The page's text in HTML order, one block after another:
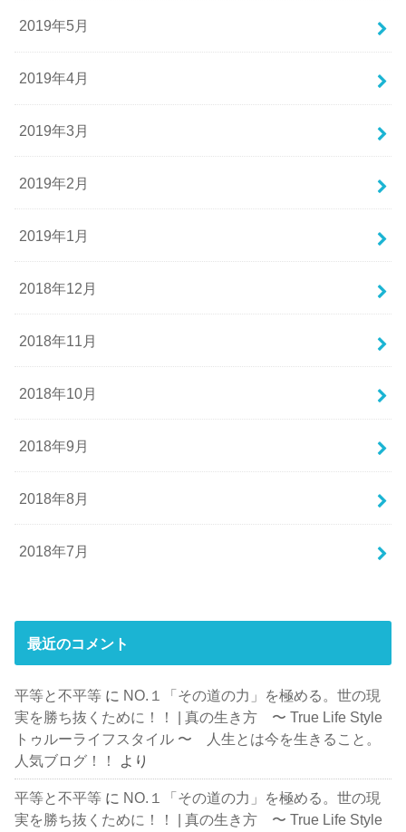
2019年5月
2019年4月
2019年3月
2019年2月
2019年1月
2018年12月
2018年11月
2018年10月
2018年9月
2018年8月
2018年7月
最近のコメント
平等と不平等 に NO.１「その道の力」を極める。世の現
実を勝ち抜くために！！ | 真の生き方 〜 True Life Style
トゥルーライフスタイル 〜 人生とは今を生きること。
人気ブログ！！
より
平等と不平等 に NO.１「その道の力」を極める。世の現
実を勝ち抜くために！！ | 真の生き方 〜 True Life Style